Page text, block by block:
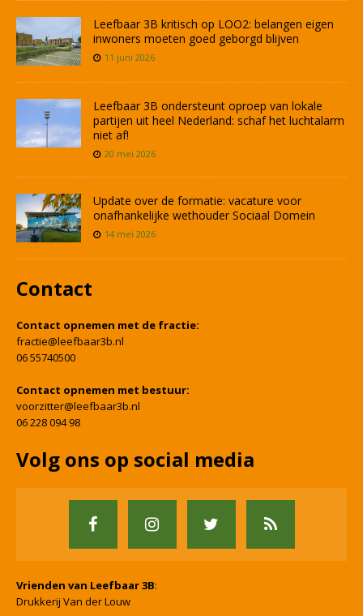
Leefbaar 3B kritisch op LOO2: belangen eigen
inwoners moeten goed geborgd blijven
11 juni 2026
Leefbaar 3B ondersteunt oproep van lokale
partijen uit heel Nederland: schaf het luchtalarm
niet af!
20 mei 2026
Update over de formatie: vacature voor
onafhankelijke wethouder Sociaal Domein
14 mei 2026
Contact
Contact opnemen met de fractie:
fractie@leefbaar3b.nl
06 55740500
Contact opnemen met bestuur:
voorzitter@leefbaar3b.nl
06 228 094 98
Volg ons op social media
Vrienden van Leefbaar 3B:
Drukkerij Van der Louw